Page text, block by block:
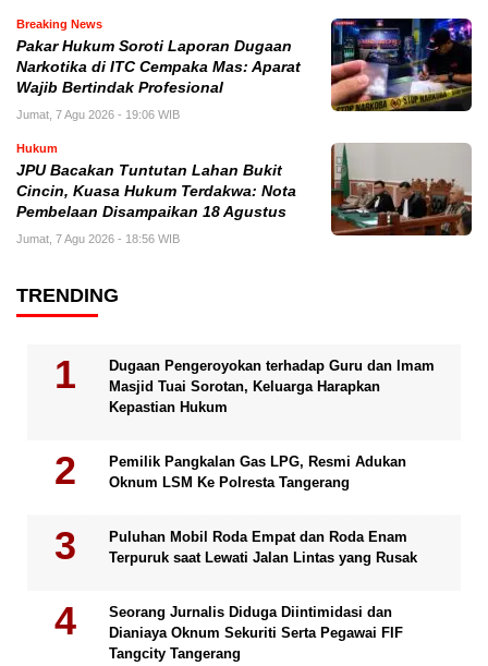
Breaking News
Pakar Hukum Soroti Laporan Dugaan
Narkotika di ITC Cempaka Mas: Aparat
Wajib Bertindak Profesional
Jumat, 7 Agu 2026 - 19:06 WIB
Hukum
JPU Bacakan Tuntutan Lahan Bukit
Cincin, Kuasa Hukum Terdakwa: Nota
Pembelaan Disampaikan 18 Agustus
Jumat, 7 Agu 2026 - 18:56 WIB
TRENDING
Dugaan Pengeroyokan terhadap Guru dan Imam
Masjid Tuai Sorotan, Keluarga Harapkan
Kepastian Hukum
Pemilik Pangkalan Gas LPG, Resmi Adukan
Oknum LSM Ke Polresta Tangerang
Puluhan Mobil Roda Empat dan Roda Enam
Terpuruk saat Lewati Jalan Lintas yang Rusak
Seorang Jurnalis Diduga Diintimidasi dan
Dianiaya Oknum Sekuriti Serta Pegawai FIF
Tangcity Tangerang